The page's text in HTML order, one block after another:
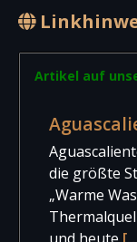
Artikel auf
die größte
„Warme